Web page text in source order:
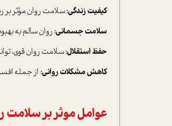
کیفیت زندگی:سلامت روان مؤثر بر
سلامت جسمانی:روان سالم به
حفظ استقلال:سلامت روان قوی،
کاهش مشکلات روانی: از جمله
عوامل موثر بر سلامت